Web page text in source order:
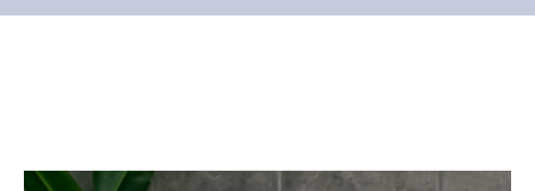
НАША КОМАНДА